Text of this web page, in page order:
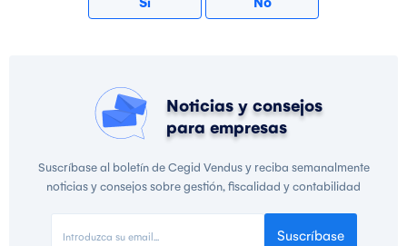
Noticias y consejos
para empresas
Suscríbase al boletín de Cegid Vendus y reciba semanalmente
noticias y consejos sobre gestión, fiscalidad y contabilidad
Suscríbase